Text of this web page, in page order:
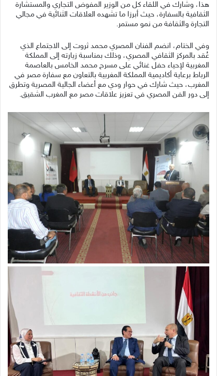
هذا، وشارك في اللقاء كل من الوزير المفوض التجاري والمستشارة
الثقافية بالسفارة، حيث أبرزا ما تشهده العلاقات الثنائية في مجالي
التجارة والثقافة من نمو مستمر.
وفي الختام، انضم الفنان المصري محمد ثروت إلى الاجتماع الذي
عُقد بالمركز الثقافي المصري، وذلك بمناسبة زيارته إلى المملكة
المغربية لإحياء حفل غنائي على مسرح محمد الخامس بالعاصمة
الرباط برعاية أكاديمية المملكة المغربية بالتعاون مع سفارة مصر في
المغرب، حيث شارك في حوار ودي مع أعضاء الجالية المصرية وتطرق
إلى دور الفن المصري في تعزيز علاقات مصر مع المغرب الشقيق.